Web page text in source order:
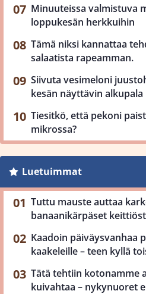
Minuuteissa valmistuva
loppukesän herkkuihin
Tämä niksi kannattaa
salaatista rapeamman.
Siivuta vesimeloni
kesän näyttävin alkupala
Tiesitkö, että pekoni
mikrossa?
Luetuimmat
Tuttu mauste auttaa
banaanikärpäset
Kaadoin päiväysvanhaa
kaakeleille – teen kyllä
Tätä tehtiin kotonamme
kuivahtaa – nykynuoret